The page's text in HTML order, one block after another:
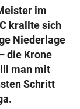
im
krallte sich
Niederlage
die Krone
man mit
Schritt